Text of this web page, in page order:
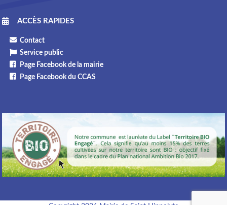
ACCÈS RAPIDES
Contact
Service public
Page Facebook de la mairie
Page Facebook du CCAS